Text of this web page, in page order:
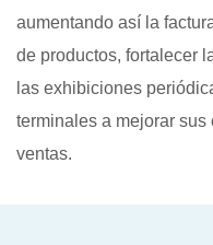
aumentando así la
de productos, fortalecer
las exhibiciones
terminales a mejorar
ventas.